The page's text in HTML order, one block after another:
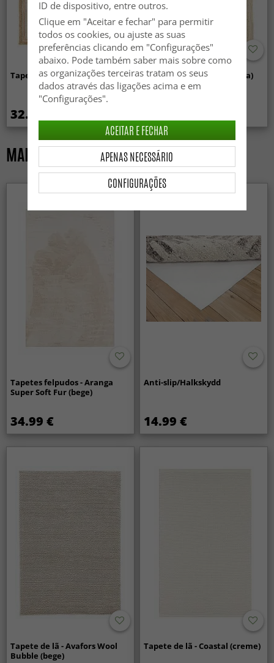
Tapete de juta - Mantha (juta)
32.99 €
Tapete de juta - Garui (juta)
MAIS VENDIDOS NOS ÚLTIMOS 7 DIAS
Tapetes felpudos - Aranga
Super Soft Fur (bege)
34.99 €
Anti-slip/Halkskydd
14.99 €
Tapete de lã - Avafors Wool
Bubble (bege)
Tapete de lã - Coastal (creme)
ID de dispositivo, entre outros.
Clique em "Aceitar e fechar" para permitir
todos os cookies, ou ajuste as suas
preferências clicando em "Configurações"
abaixo. Pode também saber mais sobre como
as organizações terceiras tratam os seus
dados através das ligações acima e em
"Configurações".
CONFIGURAÇÕES
APENAS NECESSÁRIO
ACEITAR E FECHAR